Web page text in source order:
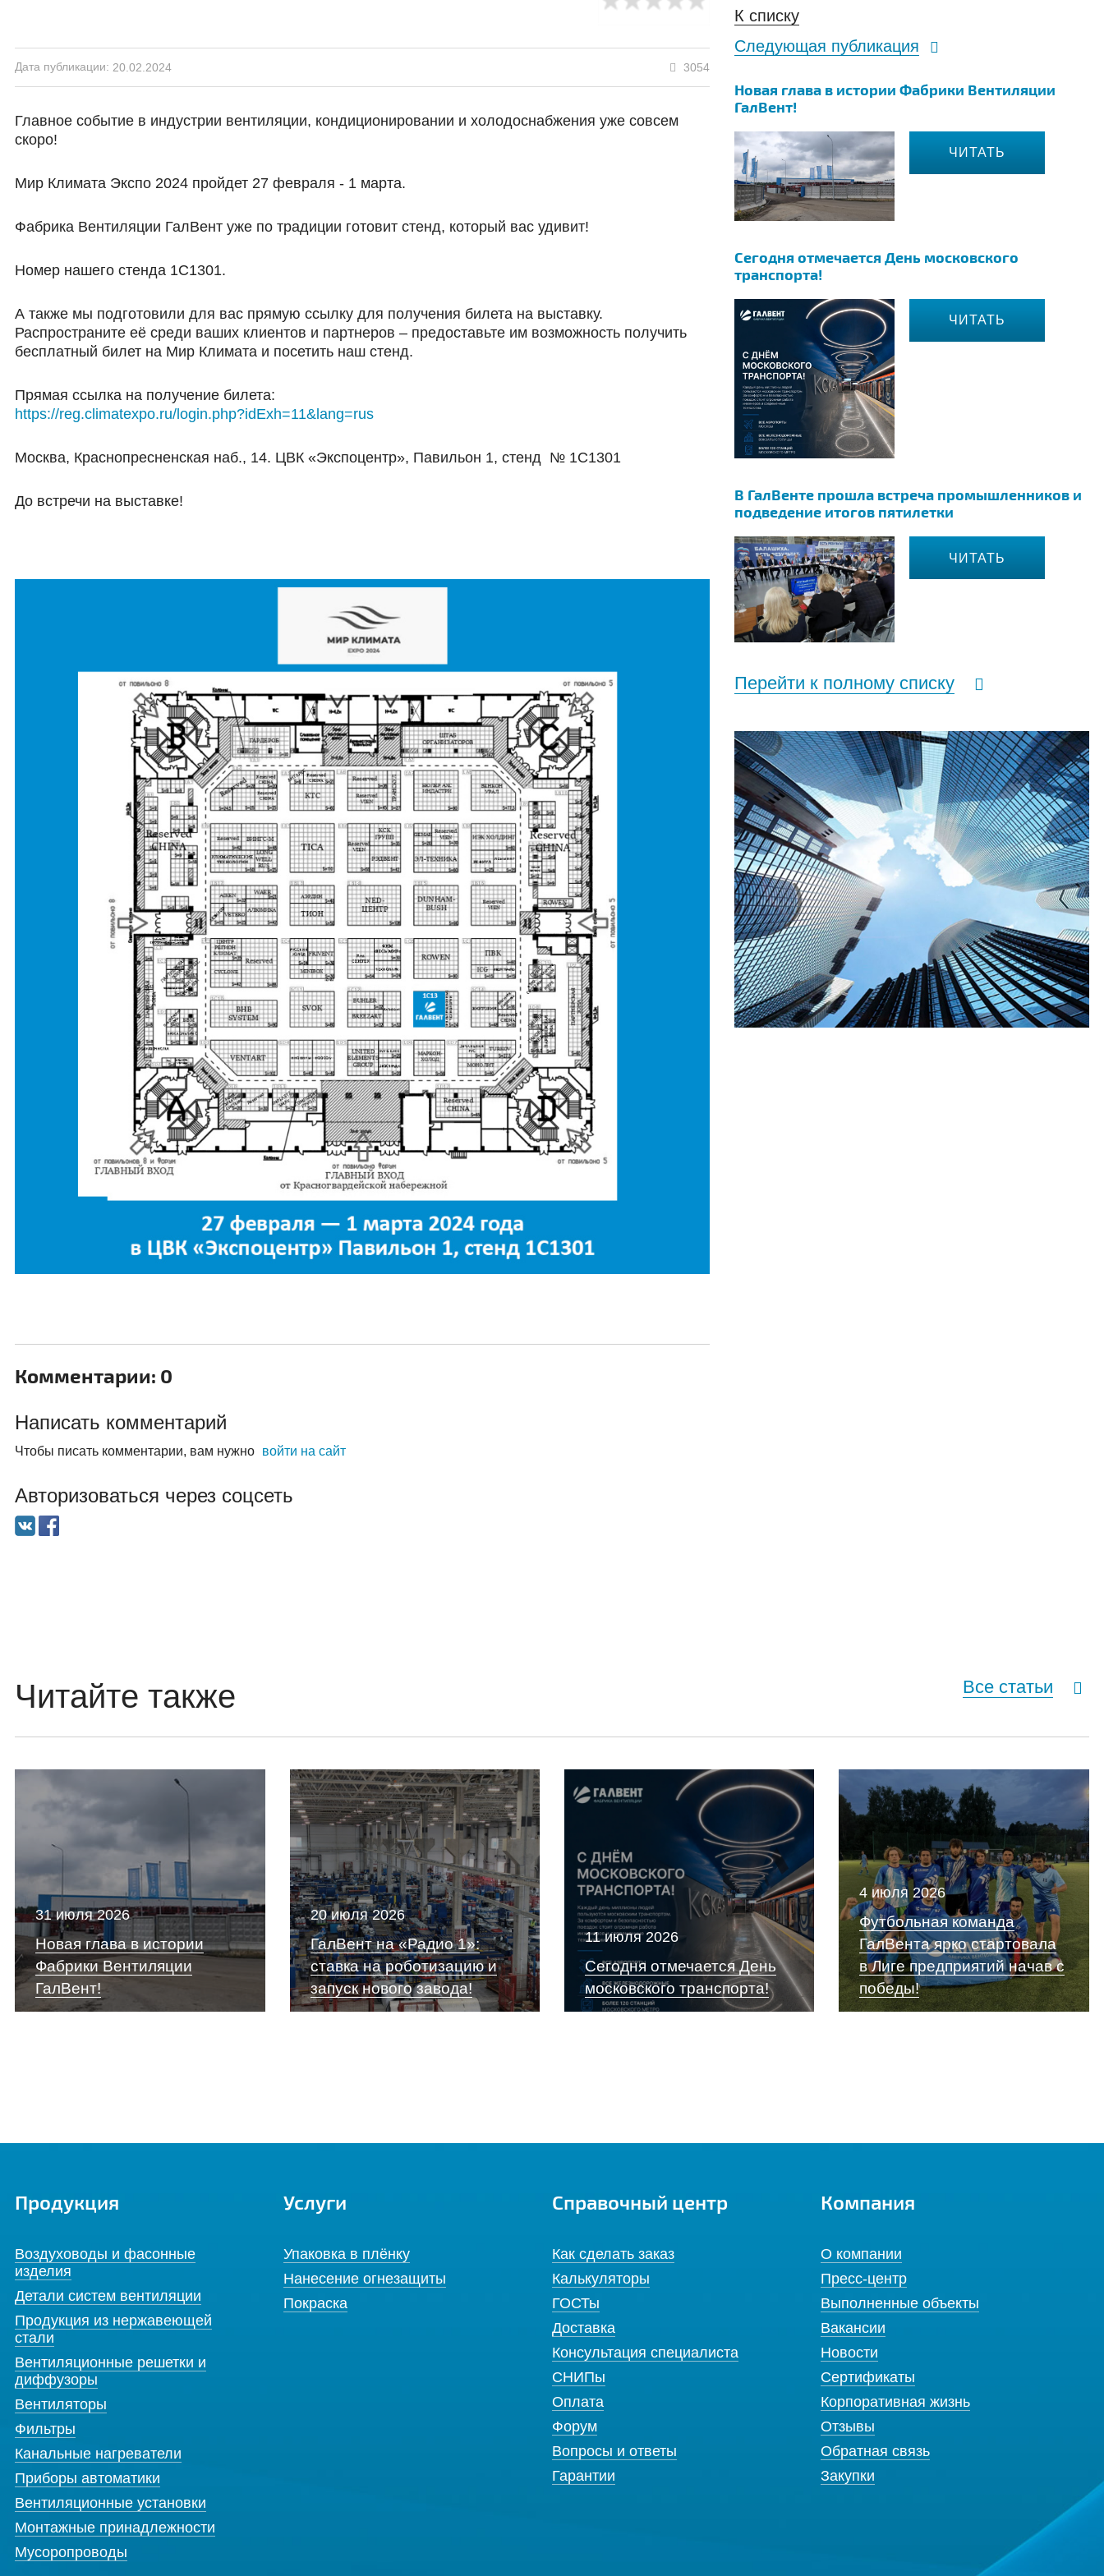
Дата публикации: 20.02.2024 3054
Главное событие в индустрии вентиляции, кондиционировании и холодоснабжения уже совсем
скоро!
Мир Климата Экспо 2024 пройдет 27 февраля - 1 марта.
Фабрика Вентиляции ГалВент уже по традиции готовит стенд, который вас удивит!
Номер нашего стенда 1С1301.
А также мы подготовили для вас прямую ссылку для получения билета на выставку.
Распространите её среди ваших клиентов и партнеров – предоставьте им возможность получить
бесплатный билет на Мир Климата и посетить наш стенд.
Прямая ссылка на получение билета:
https://reg.climatexpo.ru/login.php?idExh=11&lang=rus
Москва, Краснопресненская наб., 14. ЦВК «Экспоцентр», Павильон 1, стенд № 1С1301
До встречи на выставке!
Комментарии: 0
Написать комментарий
Чтобы писать комментарии, вам нужно войти на сайт
Авторизоваться через соцсеть
К списку
Следующая публикация
Новая глава в истории Фабрики Вентиляции
ГалВент!
ЧИТАТЬ
Сегодня отмечается День московского
транспорта!
ЧИТАТЬ
В ГалВенте прошла встреча промышленников и
подведение итогов пятилетки
ЧИТАТЬ
Перейти к полному списку
Читайте также Все статьи
31 июля 2026
Новая глава в истории
Фабрики Вентиляции
ГалВент!
20 июля 2026
ГалВент на «Радио 1»:
ставка на роботизацию и
запуск нового завода!
11 июля 2026
Сегодня отмечается День
московского транспорта!
4 июля 2026
Футбольная команда
ГалВента ярко стартовала
в Лиге предприятий начав с
победы!
Продукция
Воздуховоды и фасонные
изделия
Детали систем вентиляции
Продукция из нержавеющей
стали
Вентиляционные решетки и
диффузоры
Вентиляторы
Фильтры
Канальные нагреватели
Приборы автоматики
Вентиляционные установки
Монтажные принадлежности
Мусоропроводы
Услуги
Упаковка в плёнку
Нанесение огнезащиты
Покраска
Справочный центр
Как сделать заказ
Калькуляторы
ГОСТы
Доставка
Консультация специалиста
СНИПы
Оплата
Форум
Вопросы и ответы
Гарантии
Компания
О компании
Пресс-центр
Выполненные объекты
Вакансии
Новости
Сертификаты
Корпоративная жизнь
Отзывы
Обратная связь
Закупки